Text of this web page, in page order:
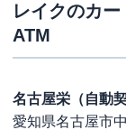
レイクのカー
ATM
名古屋栄（自動
愛知県名古屋市